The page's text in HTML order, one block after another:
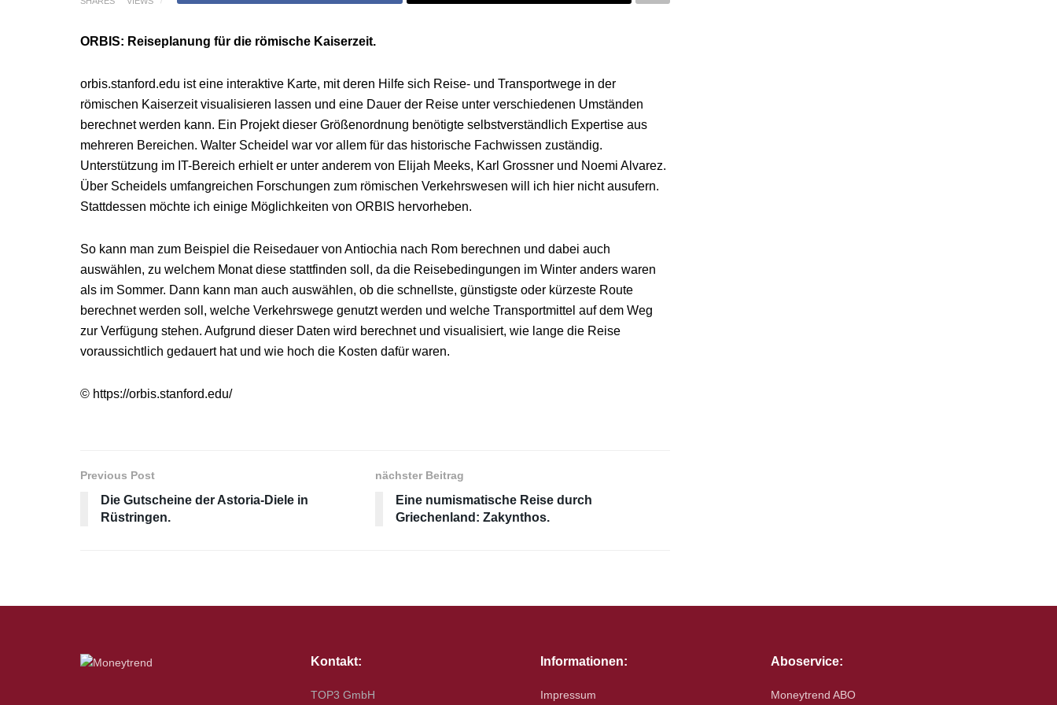
ORBIS: Reiseplanung für die römische Kaiserzeit.
orbis.stanford.edu ist eine interaktive Karte, mit deren Hilfe sich Reise- und Transportwege in der
römischen Kaiserzeit visualisieren lassen und eine Dauer der Reise unter verschiedenen Umständen
berechnet werden kann. Ein Projekt dieser Größenordnung benötigte selbstverständlich Expertise aus
mehreren Bereichen. Walter Scheidel war vor allem für das historische Fachwissen zuständig.
Unterstützung im IT-Bereich erhielt er unter anderem von Elijah Meeks, Karl Grossner und Noemi Alvarez.
Über Scheidels umfangreichen Forschungen zum römischen Verkehrswesen will ich hier nicht ausufern.
Stattdessen möchte ich einige Möglichkeiten von ORBIS hervorheben.
So kann man zum Beispiel die Reisedauer von Antiochia nach Rom berechnen und dabei auch
auswählen, zu welchem Monat diese stattfinden soll, da die Reisebedingungen im Winter anders waren
als im Sommer. Dann kann man auch auswählen, ob die schnellste, günstigste oder kürzeste Route
berechnet werden soll, welche Verkehrswege genutzt werden und welche Transportmittel auf dem Weg
zur Verfügung stehen. Aufgrund dieser Daten wird berechnet und visualisiert, wie lange die Reise
voraussichtlich gedauert hat und wie hoch die Kosten dafür waren.
© https://orbis.stanford.edu/
Previous Post
Die Gutscheine der Astoria-Diele in
Rüstringen.
nächster Beitrag
Eine numismatische Reise durch
Griechenland: Zakynthos.
Kontakt:
TOP3 GmbH
Informationen:
Impressum
Aboservice:
Moneytrend ABO